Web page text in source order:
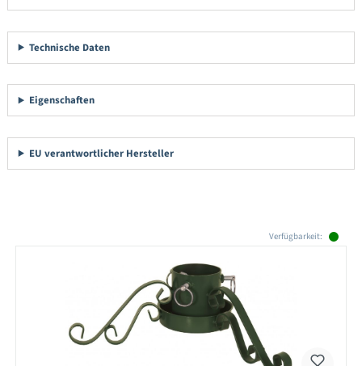
Technische Daten
Eigenschaften
EU verantwortlicher Hersteller
Verfügbarkeit: